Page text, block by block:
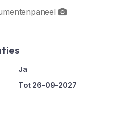
Ja
Tot 26-09-2027